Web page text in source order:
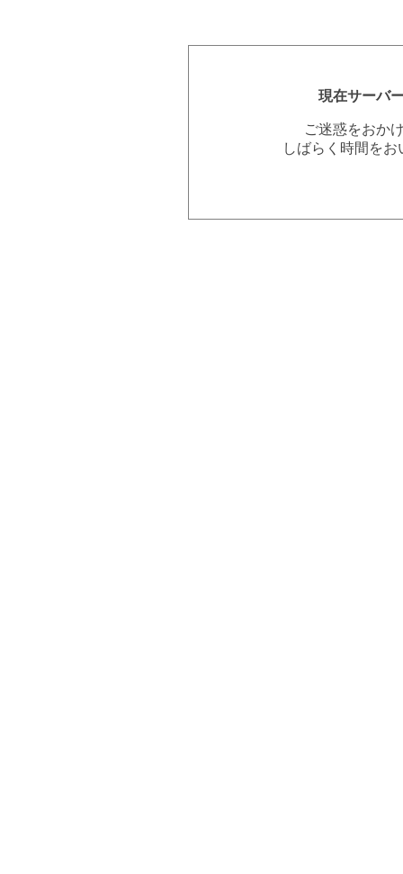
現在サーバ
ご迷惑をおか
しばらく時間を